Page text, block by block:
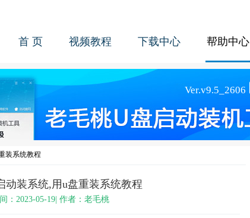
首 页 视频教程 下载中心 帮助中心
装系统教程
动装系统,用u盘重装系统教程
：2023-05-19| 作者：老毛桃